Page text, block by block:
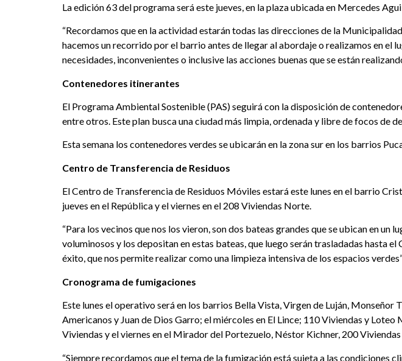
La edición 63 del programa será este jueves, en la plaza ubicada en Mercedes
“Recordamos que en la actividad estarán todas las direcciones de la
hacemos un recorrido por el barrio antes de llegar al abordaje o realizamos en el
necesidades, inconvenientes o inclusive las acciones buenas que se están
Contenedores itinerantes
El Programa Ambiental Sostenible (PAS) seguirá con la disposición de
entre otros. Este plan busca una ciudad más limpia, ordenada y libre de focos de
Esta semana los contenedores verdes se ubicarán en la zona sur en los barrios
Centro de Transferencia de Residuos
El Centro de Transferencia de Residuos Móviles estará este lunes en el barrio
jueves en el República y el viernes en el 208 Viviendas Norte.
“Para los vecinos que nos los vieron, son dos bateas grandes que se ubican en
voluminosos y los depositan en estas bateas, que luego serán trasladadas hasta
éxito, que nos permite realizar como una limpieza intensiva de los espacios
Cronograma de fumigaciones
Este lunes el operativo será en los barrios Bella Vista, Virgen de Luján,
Americanos y Juan de Dios Garro; el miércoles en El Lince; 110 Viviendas y
Viviendas y el viernes en el Mirador del Portezuelo, Néstor Kichner, 200
“Siempre recordamos que el tema de la fumigación está sujeta a las condiciones